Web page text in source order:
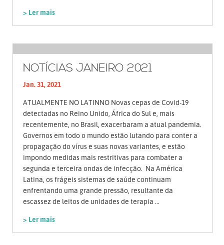
> Ler mais
NOTÍCIAS JANEIRO 2021
Jan. 31, 2021
ATUALMENTE NO LATINNO Novas cepas de Covid-19
detectadas no Reino Unido, África do Sul e, mais
recentemente, no Brasil, exacerbaram a atual pandemia.
Governos em todo o mundo estão lutando para conter a
propagação do vírus e suas novas variantes, e estão
impondo medidas mais restritivas para combater a
segunda e terceira ondas de infecção. Na América
Latina, os frágeis sistemas de saúde continuam
enfrentando uma grande pressão, resultante da
escassez de leitos de unidades de terapia ...
> Ler mais